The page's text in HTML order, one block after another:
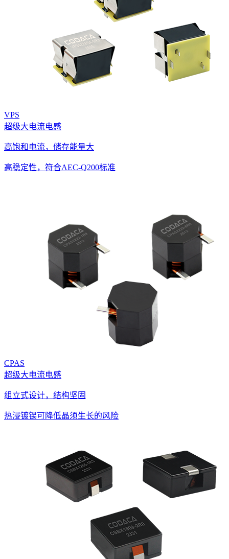
VPS
超级大电流电感
高饱和电流，储存能量大
高稳定性，符合AEC-Q200标准
CPAS
超级大电流电感
组立式设计，结构坚固
热浸镀锡可降低晶须生长的风险